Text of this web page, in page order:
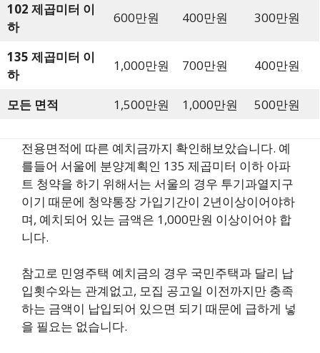
102 제곱미터 이
하
600만원 400만원 300만원
135 제곱미터 이
하
1,000만원 700만원 400만원
모든 면적 1,500만원 1,000만원 500만원
전용면적에 따른 예치금까지 확인해보았습니다. 예
를들어 서울에 분양계획인 135 제곱미터 이하 아파
트 청약을 하기 위해서는 서울의 경우 투기과열지구
이기 때문에 청약통장 가입기간이 2년이상이어야하
며, 예치되어 있는 금액은 1,000만원 이상이어야 합
니다.
참고로 민영주택 예치금의 경우 국민주택과 달리 납
입횟수와는 관계없고, 모집 공고일 이전까지만 충족
하는 금액이 납입되어 있으면 되기 때문에 급하게 넣
을 필요는 없습니다.